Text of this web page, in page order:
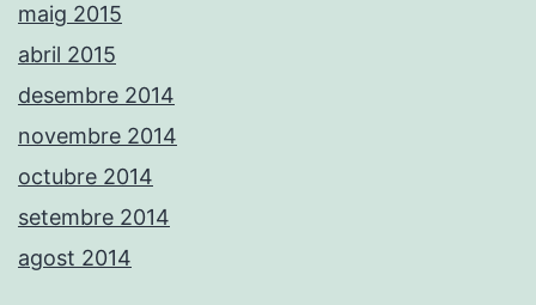
maig 2015
abril 2015
desembre 2014
novembre 2014
octubre 2014
setembre 2014
agost 2014